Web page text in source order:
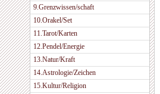
9.Grenzwissen/schaft
10.Orakel/Set
11.Tarot/Karten
12.Pendel/Energie
13.Natur/Kraft
14.Astrologie/Zeichen
15.Kultur/Religion